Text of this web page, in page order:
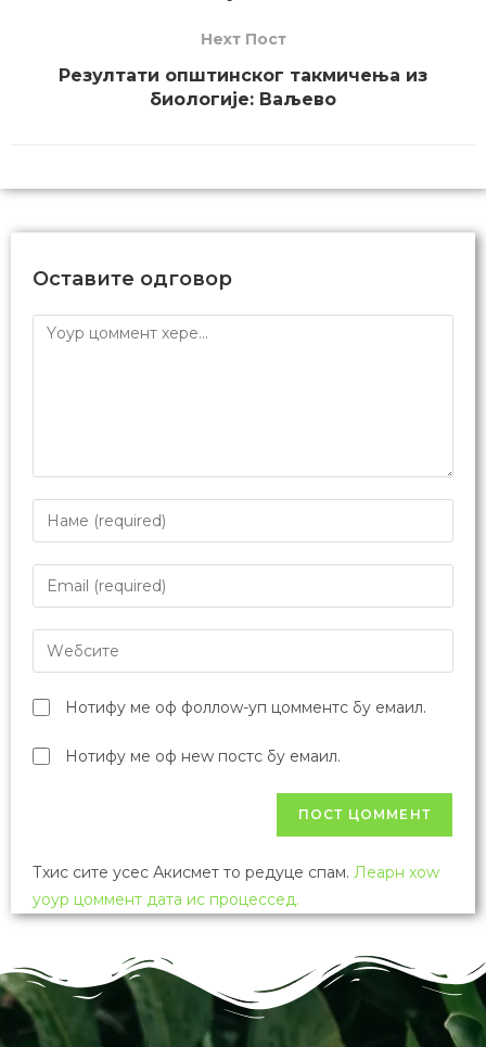
Неxт Пост
Резултати општинског такмичења из
биологије: Ваљево
Оставите одговор
Нотифy ме оф фоллоw-уп цомментс бy емаил.
Нотифy ме оф неw постс бy емаил.
Тхис сите усес Акисмет то редуце спам. Леарн хоw
yоур цоммент дата ис процессед.